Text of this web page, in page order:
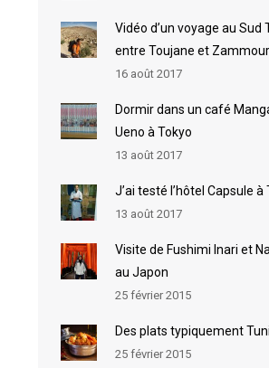
Vidéo d’un voyage au Sud
entre Toujane et Zammour
16 août 2017
Dormir dans un café
Ueno à Tokyo
13 août 2017
J’ai testé l’hôtel Capsule à
13 août 2017
Visite de Fushimi Inari et
au Japon
25 février 2015
Des plats typiquement
25 février 2015